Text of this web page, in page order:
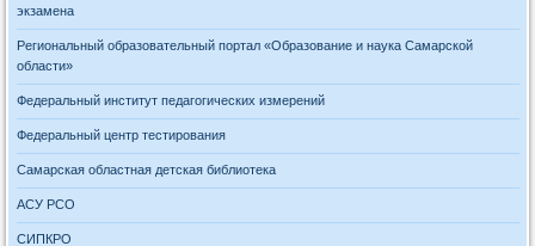
экзамена
Региональный образовательный портал «Образование и наука Самарской
области»
Федеральный институт педагогических измерений
Федеральный центр тестирования
Самарская областная детская библиотека
АСУ РСО
СИПКРО